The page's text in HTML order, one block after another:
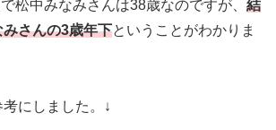
松中みなみさんは38歳なのですが、 結
さんの3歳年下ということがわかりま
にしました。↓